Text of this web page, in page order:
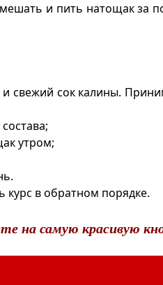
и пить натощак за
свежий сок калины.
утром;
курс в обратном порядке.
на самую красивую